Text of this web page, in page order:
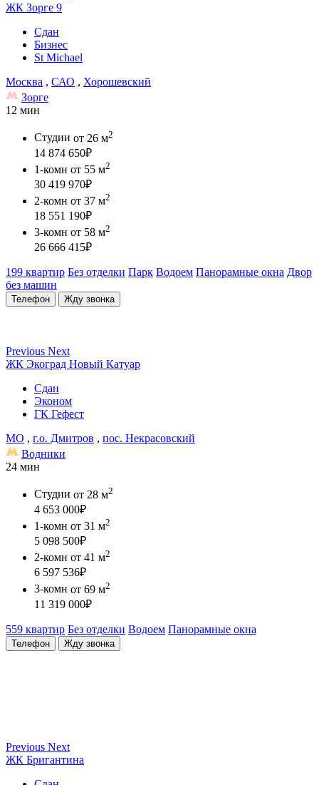
ЖК Зорге 9
Сдан
Бизнес
St Michael
Москва , САО , Хорошевский
Зорге
12 мин
Студии от 26 м2
14 874 650₽
1-комн от 55 м2
30 419 970₽
2-комн от 37 м2
18 551 190₽
3-комн от 58 м2
26 666 415₽
199 квартир Без отделки Парк Водоем Панорамные окна Двор
без машин
Телефон Жду звонка
Previous Next
ЖК Экоград Новый Катуар
Сдан
Эконом
ГК Гефест
МО , г.о. Дмитров , пос. Некрасовский
Водники
24 мин
Студии от 28 м2
4 653 000₽
1-комн от 31 м2
5 098 500₽
2-комн от 41 м2
6 597 536₽
3-комн от 69 м2
11 319 000₽
559 квартир Без отделки Водоем Панорамные окна
Телефон Жду звонка
Previous Next
ЖК Бригантина